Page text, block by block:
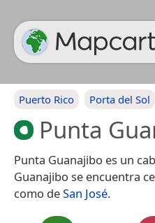
Puerto Rico Porta del Sol
Punta
Punta Guanajibo es un
Guanajibo se encuentra
como deSan José.